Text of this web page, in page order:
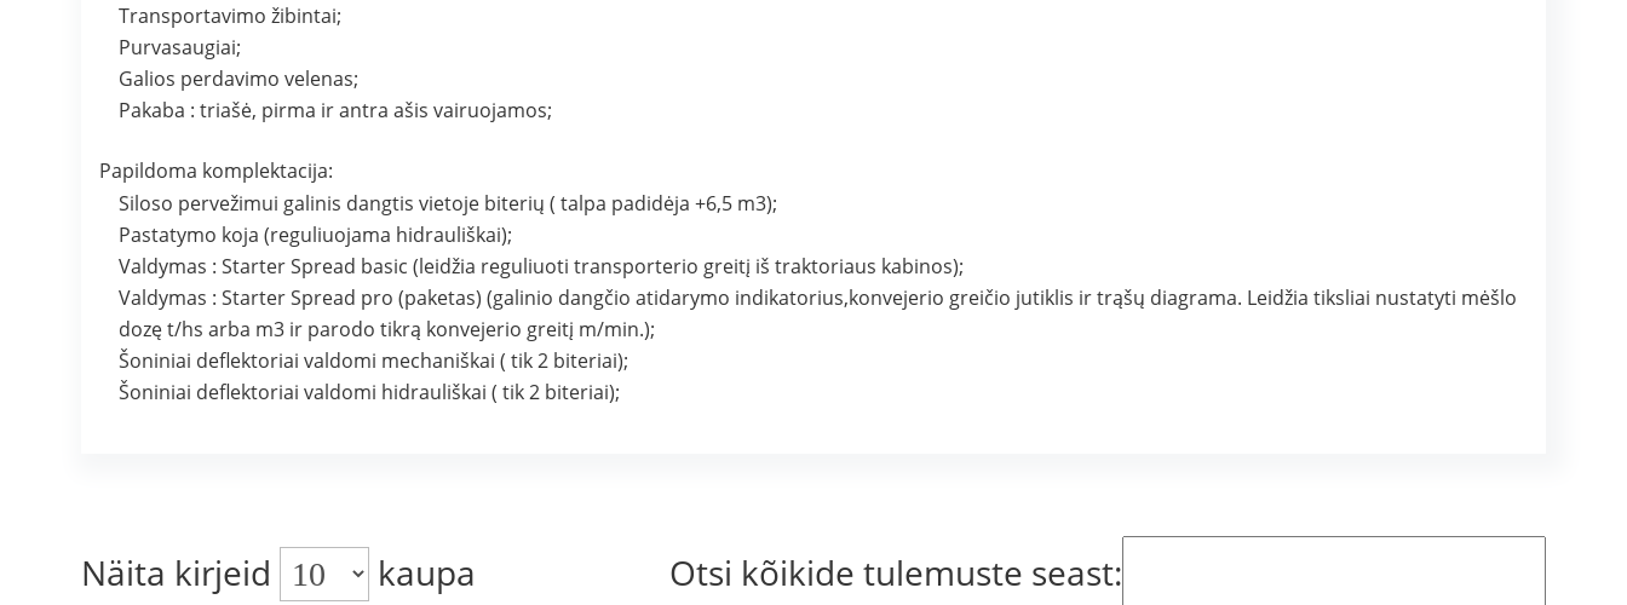
Transportavimo žibintai;
Purvasaugiai;
Galios perdavimo velenas;
Pakaba : triašė, pirma ir antra ašis vairuojamos;
Papildoma komplektacija:
Siloso pervežimui galinis dangtis vietoje biterių ( talpa padidėja +6,5 m3);
Pastatymo koja (reguliuojama hidrauliškai);
Valdymas : Starter Spread basic (leidžia reguliuoti transporterio greitį iš traktoriaus kabinos);
Valdymas : Starter Spread pro (paketas) (galinio dangčio atidarymo indikatorius,konvejerio greičio jutiklis ir trąšų diagrama. Leidžia tiksliai nustatyti mėšlo
dozę t/hs arba m3 ir parodo tikrą konvejerio greitį m/min.);
Šoniniai deflektoriai valdomi mechaniškai ( tik 2 biteriai);
Šoniniai deflektoriai valdomi hidrauliškai ( tik 2 biteriai);
Näita kirjeid kaupa
Otsi kõikide tulemuste seast: